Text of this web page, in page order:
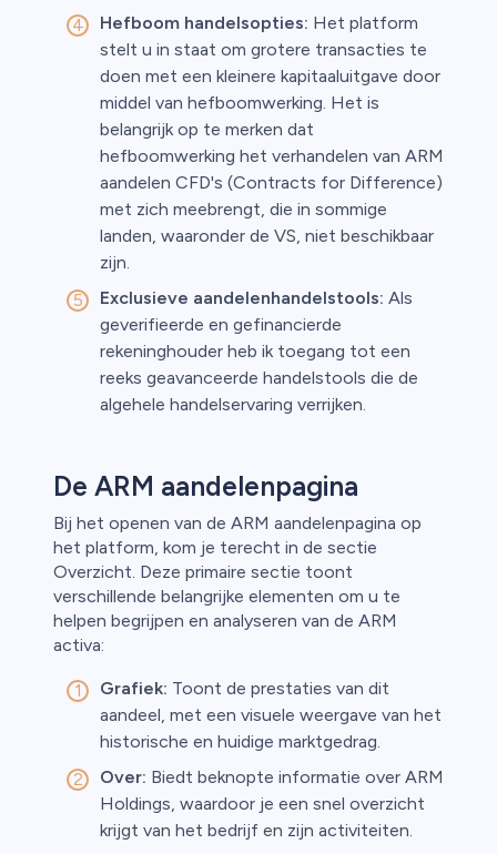
Hefboom handelsopties: Het platform
stelt u in staat om grotere transacties te
doen met een kleinere kapitaaluitgave door
middel van hefboomwerking. Het is
belangrijk op te merken dat
hefboomwerking het verhandelen van ARM
aandelen CFD's (Contracts for Difference)
met zich meebrengt, die in sommige
landen, waaronder de VS, niet beschikbaar
zijn.
Exclusieve aandelenhandelstools: Als
geverifieerde en gefinancierde
rekeninghouder heb ik toegang tot een
reeks geavanceerde handelstools die de
algehele handelservaring verrijken.
De ARM aandelenpagina
Bij het openen van de ARM aandelenpagina op
het platform, kom je terecht in de sectie
Overzicht. Deze primaire sectie toont
verschillende belangrijke elementen om u te
helpen begrijpen en analyseren van de ARM
activa:
Grafiek: Toont de prestaties van dit
aandeel, met een visuele weergave van het
historische en huidige marktgedrag.
Over: Biedt beknopte informatie over ARM
Holdings, waardoor je een snel overzicht
krijgt van het bedrijf en zijn activiteiten.